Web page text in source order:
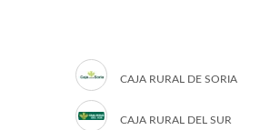
CAJA RURAL DE SORIA
CAJA RURAL DEL SUR